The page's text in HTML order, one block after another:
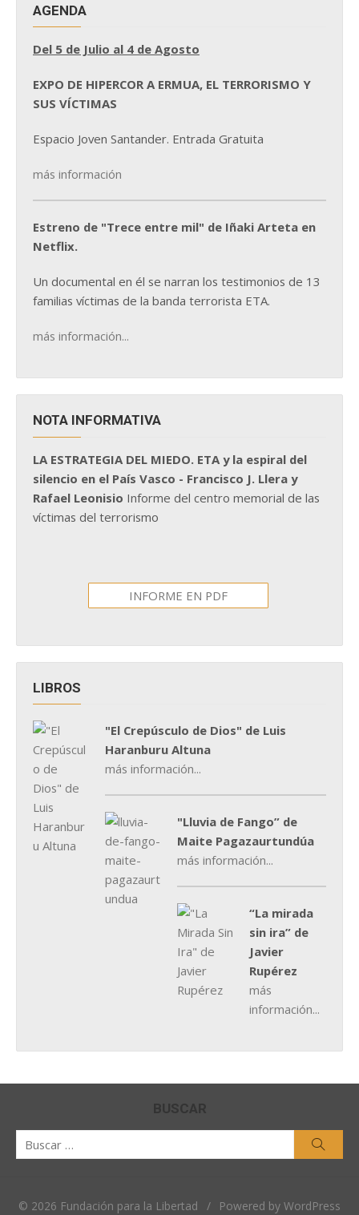
AGENDA
Del 5 de Julio al 4 de Agosto
EXPO DE HIPERCOR A ERMUA, EL TERRORISMO Y
SUS VÍCTIMAS
Espacio Joven Santander. Entrada Gratuita
más información
Estreno de "Trece entre mil" de Iñaki Arteta en
Netflix.
Un documental en él se narran los testimonios de 13
familias víctimas de la banda terrorista ETA.
más información...
NOTA INFORMATIVA
LA ESTRATEGIA DEL MIEDO. ETA y la espiral del
silencio en el País Vasco - Francisco J. Llera y
Rafael Leonisio Informe del centro memorial de las
víctimas del terrorismo
INFORME EN PDF
LIBROS
"El Crepúsculo de Dios" de Luis
Haranburu Altuna
más información...
"Lluvia de Fango” de
Maite Pagazaurtundúa
más información...
“La mirada
sin ira” de
Javier
Rupérez
más
información...
BUSCAR
© 2026 Fundación para la Libertad / Powered by WordPress